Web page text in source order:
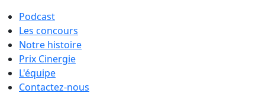
Podcast
Les concours
Notre histoire
Prix Cinergie
L'équipe
Contactez-nous